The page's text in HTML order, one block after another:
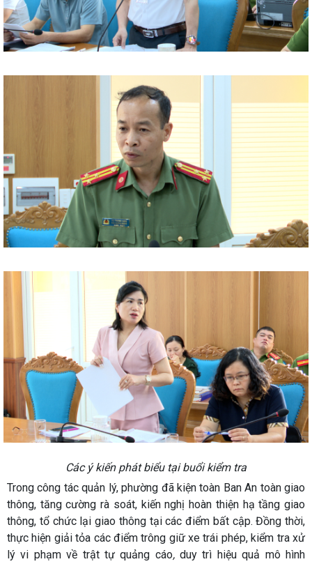
Các ý kiến phát biểu tại buổi kiểm tra
Trong công tác quản lý, phường đã kiện toàn Ban An toàn giao
thông, tăng cường rà soát, kiến nghị hoàn thiện hạ tầng giao
thông, tổ chức lại giao thông tại các điểm bất cập. Đồng thời,
thực hiện giải tỏa các điểm trông giữ xe trái phép, kiểm tra xử
lý vi phạm về trật tự quảng cáo,duy trì hiệu quả mô hình